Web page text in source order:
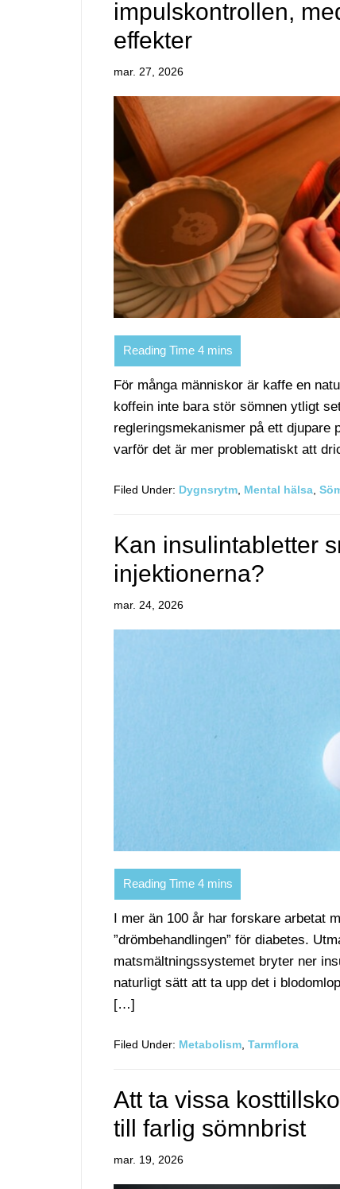
impulskontrollen,
effekter
mar. 27, 2026
För många människor är kaffe en
koffein inte bara stör sömnen ytligt
regleringsmekanismer på ett
varför det är mer problematiskt att
Filed Under: Dygnsrytm Mental hälsa
Kan insulintabletter
injektionerna?
mar. 24, 2026
I mer än 100 år har forskare arbetat
”drömbehandlingen” för diabetes.
matsmältningssystemet bryter ner
naturligt sätt att ta upp det i
[…]
Filed Under: Metabolism Tarmflora
Att ta vissa
till farlig sömnbrist
mar. 19, 2026